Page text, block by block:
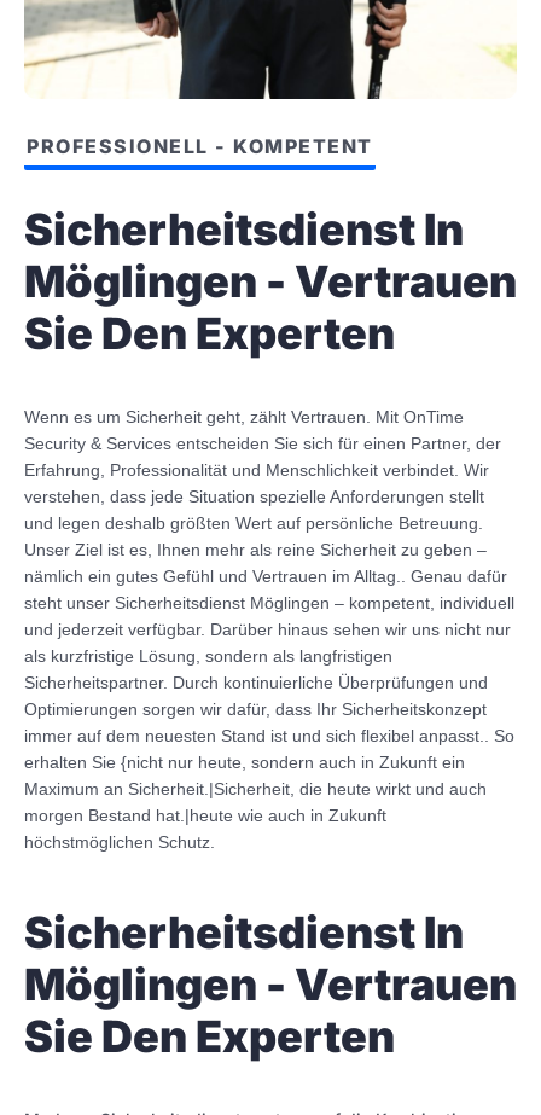
PROFESSIONELL - KOMPETENT
Sicherheitsdienst In
Möglingen - Vertrauen
Sie Den Experten
Wenn es um Sicherheit geht, zählt Vertrauen. Mit OnTime
Security & Services entscheiden Sie sich für einen Partner, der
Erfahrung, Professionalität und Menschlichkeit verbindet. Wir
verstehen, dass jede Situation spezielle Anforderungen stellt
und legen deshalb größten Wert auf persönliche Betreuung.
Unser Ziel ist es, Ihnen mehr als reine Sicherheit zu geben –
nämlich ein gutes Gefühl und Vertrauen im Alltag.. Genau dafür
steht unser Sicherheitsdienst Möglingen – kompetent, individuell
und jederzeit verfügbar. Darüber hinaus sehen wir uns nicht nur
als kurzfristige Lösung, sondern als langfristigen
Sicherheitspartner. Durch kontinuierliche Überprüfungen und
Optimierungen sorgen wir dafür, dass Ihr Sicherheitskonzept
immer auf dem neuesten Stand ist und sich flexibel anpasst.. So
erhalten Sie {nicht nur heute, sondern auch in Zukunft ein
Maximum an Sicherheit.|Sicherheit, die heute wirkt und auch
morgen Bestand hat.|heute wie auch in Zukunft
höchstmöglichen Schutz.
Sicherheitsdienst In
Möglingen - Vertrauen
Sie Den Experten